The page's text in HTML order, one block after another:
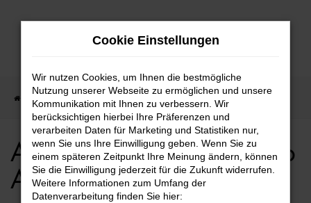
Zum
Startseite Hamburg Audi Audi Q3 für Hamburg Top Angebote
Audi Q3 für Hamburg Top
Angebote
Cookie Einstellungen
Wir nutzen Cookies, um Ihnen die bestmögliche
Nutzung unserer Webseite zu ermöglichen und unsere
Kommunikation mit Ihnen zu verbessern. Wir
berücksichtigen hierbei Ihre Präferenzen und
verarbeiten Daten für Marketing und Statistiken nur,
wenn Sie uns Ihre Einwilligung geben. Wenn Sie zu
einem späteren Zeitpunkt Ihre Meinung ändern, können
Sie die Einwilligung jederzeit für die Zukunft widerrufen.
Weitere Informationen zum Umfang der
Datenverarbeitung finden Sie hier: